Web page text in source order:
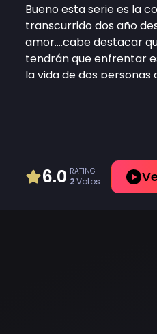
Bueno esta serie es la
transcurrido dos año
amor....cabe destacar
tendrán que enfrentar
la vida de dos
6.0 RATING
2Votos